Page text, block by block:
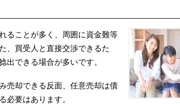
ることが多く、周囲に資金難等
、買受人と直接交渉できるた
出できる場合が多いです。
売却できる反面、任意売却は債
必要はあります。